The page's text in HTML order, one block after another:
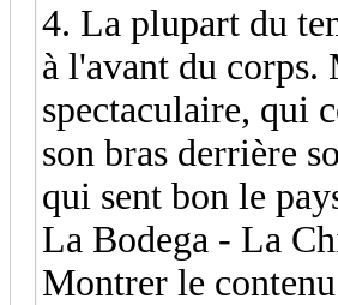
4. La plupart du
à l'avant du corps.
spectaculaire, qui
son bras derrière
qui sent bon le
La Bodega - La
Montrer le contenu